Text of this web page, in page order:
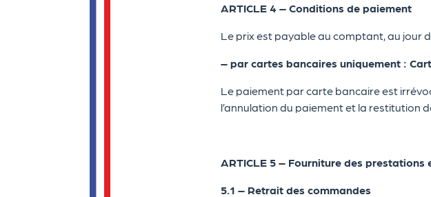
ARTICLE 4 – Conditions de paiement
Le prix est payable au comptant, au jour
– par cartes bancaires uniquement :
Le paiement par carte bancaire est
l’annulation du paiement et la restitution
ARTICLE 5 – Fourniture des
5.1 – Retrait des commandes